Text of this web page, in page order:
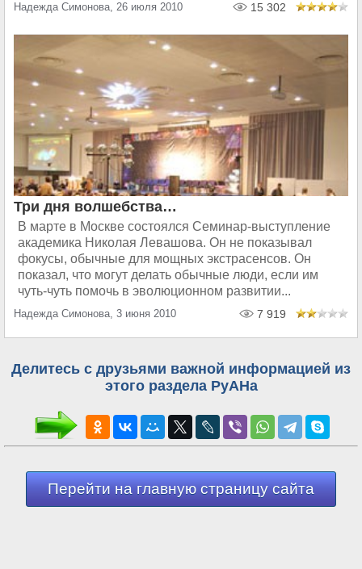
Надежда Симонова, 26 июля 2010 15 302
Три дня волшебства…
В марте в Москве состоялся Семинар-выступление
академика Николая Левашова. Он не показывал
фокусы, обычные для мощных экстрасенсов. Он
показал, что могут делать обычные люди, если им
чуть-чуть помочь в эволюционном развитии...
Надежда Симонова, 3 июня 2010 7 919
Делитесь с друзьями важной информацией из
этого раздела РуАНа
Перейти на главную страницу сайта